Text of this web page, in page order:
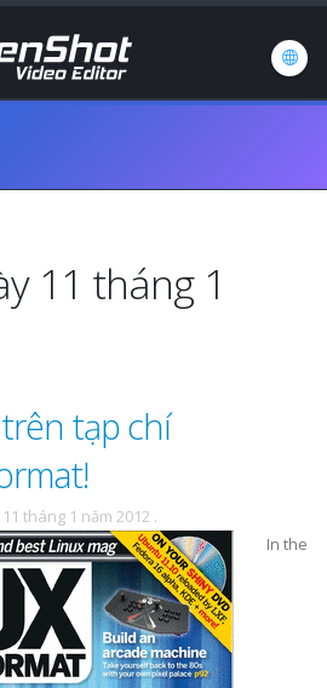
11 tháng 1
tạp chí
tháng 1 năm 2012 .
In the